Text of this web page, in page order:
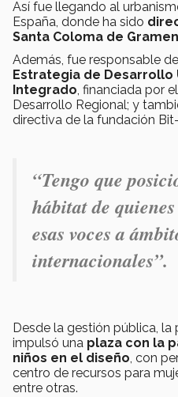
Así fue llegando al
España, donde ha sido
Santa Coloma de
Además, fue responsable
Estrategia de Desarrollo
Integrado, financiada por
Desarrollo Regional; y
directiva de la fundación
“Tengo que
hábitat de
esas voces a
internacionales”.
Desde la gestión pública,
impulsó una plaza con la
niños en el diseño, con
centro de recursos para
entre otras.